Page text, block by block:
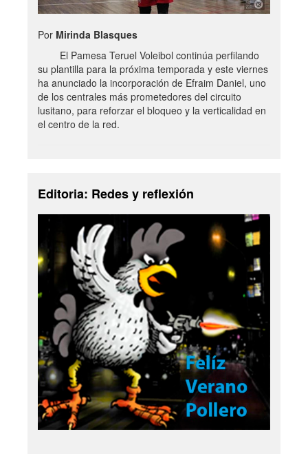
Por Mirinda Blasques
El Pamesa Teruel Voleibol continúa perfilando
su plantilla para la próxima temporada y este viernes
ha anunciado la incorporación de Efraim Daniel, uno
de los centrales más prometedores del circuito
lusitano, para reforzar el bloqueo y la verticalidad en
el centro de la red.
Editoria: Redes y reflexión